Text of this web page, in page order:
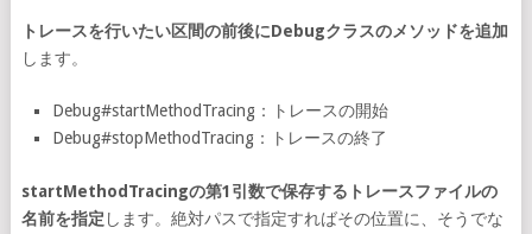
トレースを行いたい区間の前後にDebugクラスのメソッドを追加
します。
Debug#startMethodTracing：トレースの開始
Debug#stopMethodTracing：トレースの終了
startMethodTracingの第1引数で保存するトレースファイルの
名前を指定 します。絶対パスで指定すればその位置に、そうでな